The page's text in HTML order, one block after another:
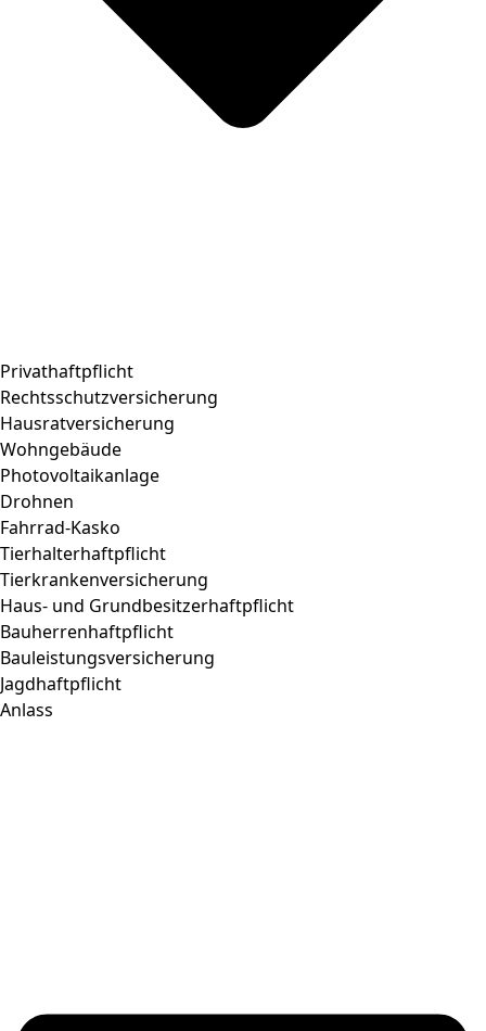
Privathaftpflicht
Rechtsschutzversicherung
Hausratversicherung
Wohngebäude
Photovoltaikanlage
Drohnen
Fahrrad-Kasko
Tierhalterhaftpflicht
Tierkrankenversicherung
Haus- und Grundbesitzerhaftpflicht
Bauherrenhaftpflicht
Bauleistungsversicherung
Jagdhaftpflicht
Anlass